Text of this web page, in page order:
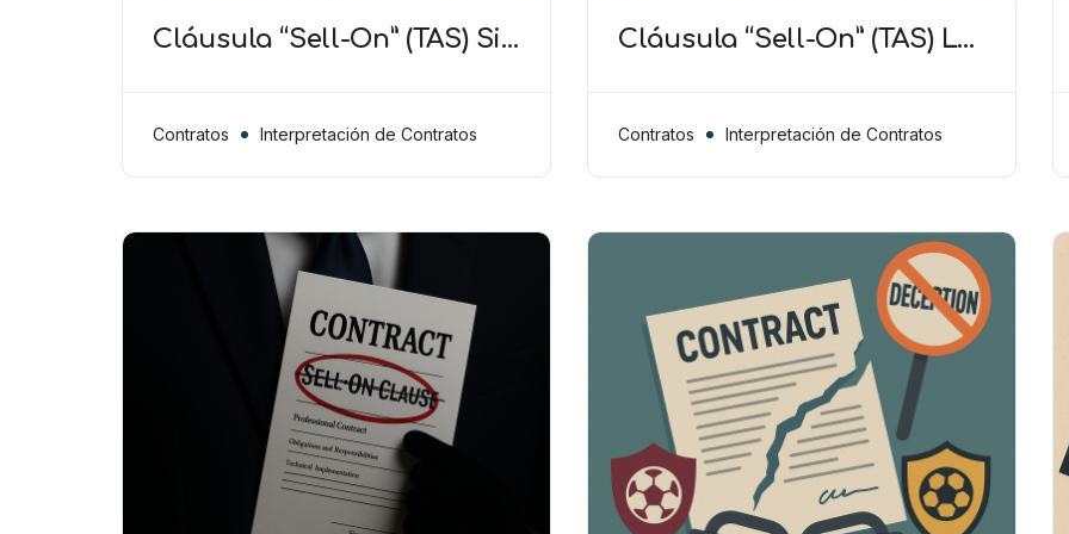
Cláusula “Sell-On” (TAS) Si
“transferencia” entonces se
incluye cualquier tipo de
traspaso del jugador
Contratos Interpretación de Contratos
Cláusula “Sell-On” (TAS) La
anterior de un incremento
inesperado en el valor del
Contratos Interpretación de Contratos